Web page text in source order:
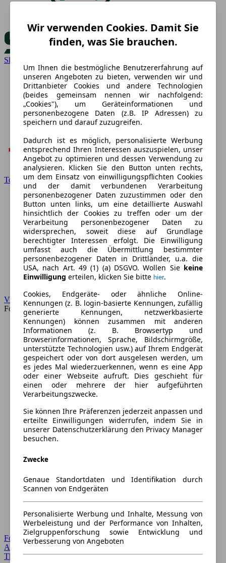
Skoda
Toyota
VW
Forum
Forum Startseite
Alle Auto-Foren
Themen-Forum
Wir verwenden Cookies. Damit Sie
finden, was Sie brauchen.
Um Ihnen die bestmögliche Benutzererfahrung auf
unseren Angeboten zu bieten, verwenden wir und
Drittanbieter Cookies und andere Technologien
(beides gemeinsam nennen wir nachfolgend:
„Cookies"), um Geräteinformationen und
personenbezogene Daten (z.B. IP Adressen) zu
speichern und darauf zuzugreifen.
Dadurch ist es möglich, personalisierte Werbung
entsprechend Ihren Interessen auszuspielen, unser
Angebot zu optimieren und dessen Verwendung zu
analysieren. Klicken Sie den Button unten rechts,
um dem Einsatz von einwilligungspflichten Cookies
und der damit verbundenen Verarbeitung
personenbezogener Daten zuzustimmen oder den
Button unten links, um eine detaillierte Auswahl
hinsichtlich der Cookies zu treffen oder um der
Verarbeitung personenbezogener Daten zu
widersprechen, soweit diese auf Grundlage
berechtigter Interessen erfolgt. Die Einwilligung
umfasst auch die Übermittlung bestimmter
personenbezogener Daten in Drittländer, u.a. die
USA, nach Art. 49 (1) (a) DSGVO. Wollen Sie keine
Einwilligung erteilen, klicken Sie bitte hier.
Cookies, Endgeräte- oder ähnliche Online-
Kennungen (z. B. login-basierte Kennungen, zufällig
generierte Kennungen, netzwerkbasierte
Kennungen) können zusammen mit anderen
Informationen (z. B. Browsertyp und
Browserinformationen, Sprache, Bildschirmgröße,
unterstützte Technologien usw.) auf Ihrem Endgerät
gespeichert oder von dort ausgelesen werden, um
es jedes Mal wiederzuerkennen, wenn es eine App
oder einer Webseite aufruft. Dies geschieht für
einen oder mehrere der hier aufgeführten
Verarbeitungszwecke.
Sie können Ihre Präferenzen jederzeit anpassen und
erteilte Einwilligungen widerrufen, indem Sie in
unserer Datenschutzerklärung den Privacy Manager
besuchen.
Zwecke
Genaue Standortdaten und Identifikation durch
Scannen von Endgeräten
Personalisierte Werbung und Inhalte, Messung von
Werbeleistung und der Performance von Inhalten,
Zielgruppenforschung sowie Entwicklung und
Verbesserung von Angeboten